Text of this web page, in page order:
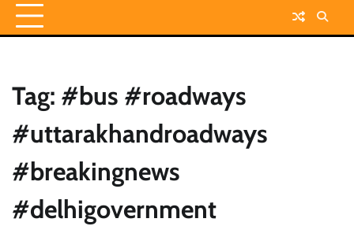
Tag: #bus #roadways
#uttarakhandroadways
#breakingnews
#delhigovernment